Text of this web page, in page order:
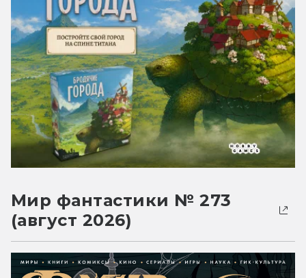
Мир фантастики № 273
(август 2026)